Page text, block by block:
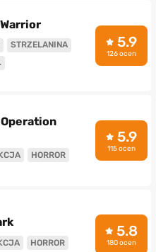
STRZELANINA
5.9
126 ocen
HORROR
5.9
115 ocen
HORROR
5.8
180 ocen